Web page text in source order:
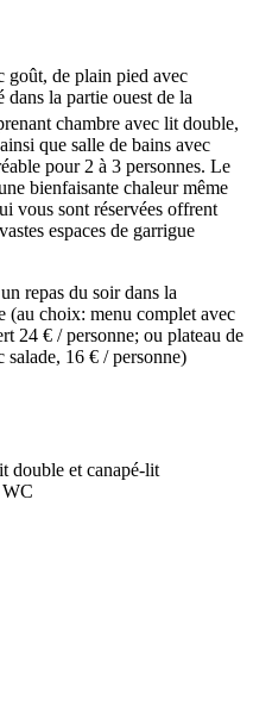
goût, de plain pied avec
dans la partie ouest de la
chambre avec lit double,
que salle de bains avec
pour 2 à 3 personnes. Le
bienfaisante chaleur même
vous sont réservées offrent
espaces de garrigue
repas du soir dans la
(au choix: menu complet avec
24 € / personne; ou plateau de
salade, 16 € / personne)
double et canapé-lit
WC